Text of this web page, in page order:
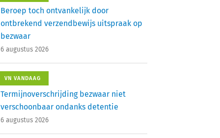
Beroep toch ontvankelijk door
ontbrekend verzendbewijs uitspraak op
bezwaar
6 augustus 2026
VN VANDAAG
Termijnoverschrijding bezwaar niet
verschoonbaar ondanks detentie
6 augustus 2026